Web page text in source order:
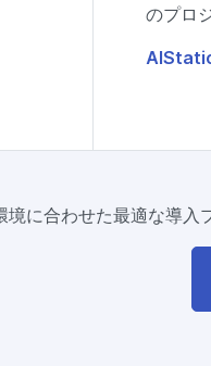
のプロ
境に合わせた最適な導入